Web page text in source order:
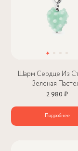
Шарм Сердце Из
Зеленая
2 980 ₽
Подробнее